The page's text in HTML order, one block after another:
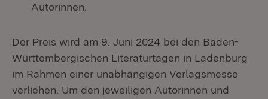
Autorinnen.
Der Preis wird am 9. Juni 2024 bei den Baden-
Württembergischen Literaturtagen in Ladenburg
im Rahmen einer unabhängigen Verlagsmesse
verliehen. Um den jeweiligen Autorinnen und